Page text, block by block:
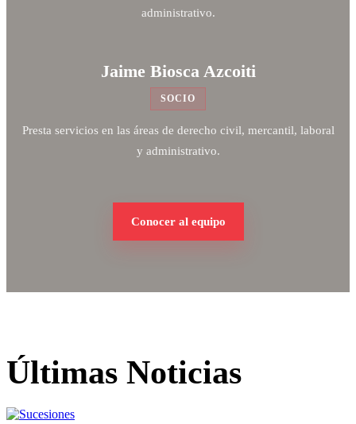
administrativo.
Jaime Biosca Azcoiti
SOCIO
Presta servicios en las áreas de derecho civil, mercantil, laboral
y administrativo.
Conocer al equipo
Últimas Noticias